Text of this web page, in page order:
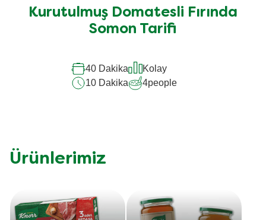
için
değerlendirme
Kurutulmuş Domatesli Fırında
Somon Tarifi
40 Dakika
Kolay
10 Dakika
4people
Ürünlerimiz